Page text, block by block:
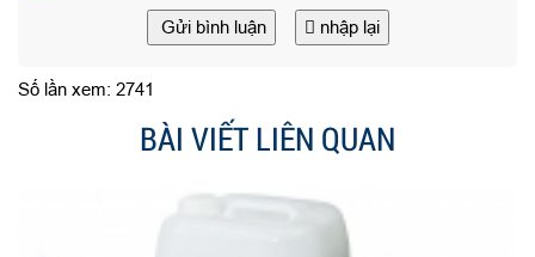
Gửi bình luận nhập lại
Số lần xem: 2741
BÀI VIẾT LIÊN QUAN